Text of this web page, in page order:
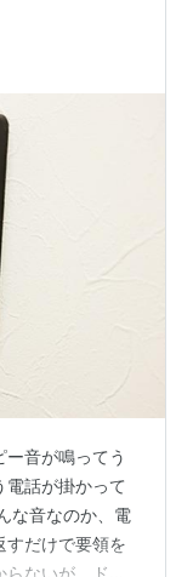
音が鳴ってう
電話が掛かって
な音なのか、電
すだけで要領を
ないが、ドア